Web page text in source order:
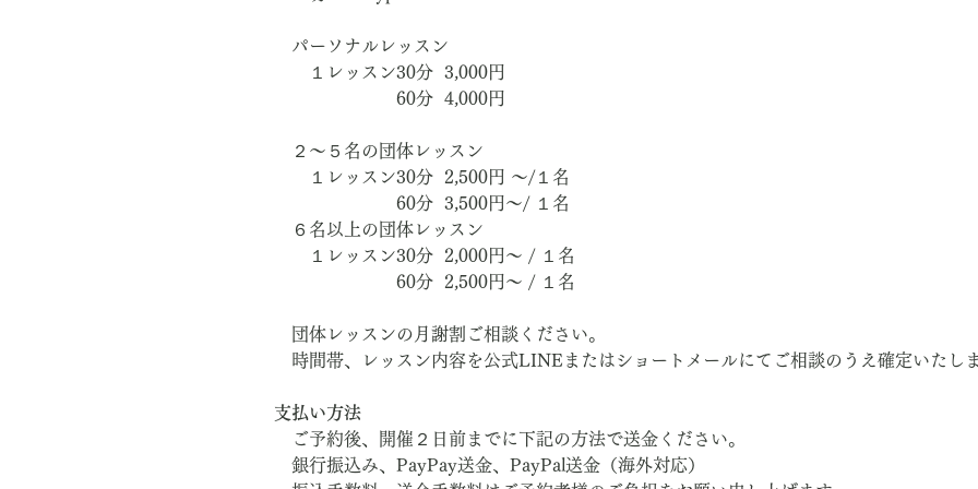
パーソナルレッスン
１レッスン30分  3,000円
60分  4,000円
２～５名の団体レッスン
１レッスン30分  2,500円 ～/１名
60分  3,500円～/ １名
６名以上の団体レッスン
１レッスン30分  2,000円～ / １名
60分  2,500円～ / １名
団体レッスンの月謝割ご相談ください。
時間帯、レッスン内容を公式LINEまたはショートメールにてご相談のうえ確定いたし
支払い方法
ご予約後、開催２日前までに下記の方法で送金ください。
銀行振込み、PayPay送金、PayPal送金（海外対応）